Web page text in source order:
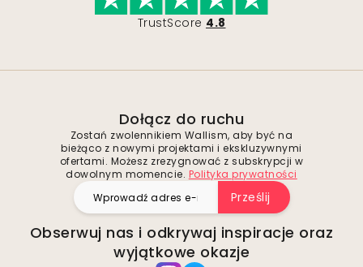
TrustScore 4.8
Dołącz do ruchu
Zostań zwolennikiem Wallism, aby być na
bieżąco z nowymi projektami i ekskluzywnymi
ofertami. Możesz zrezygnować z subskrypcji w
dowolnym momencie. Polityka prywatności
Prześlij
Obserwuj nas i odkrywaj inspiracje oraz
wyjątkowe okazje